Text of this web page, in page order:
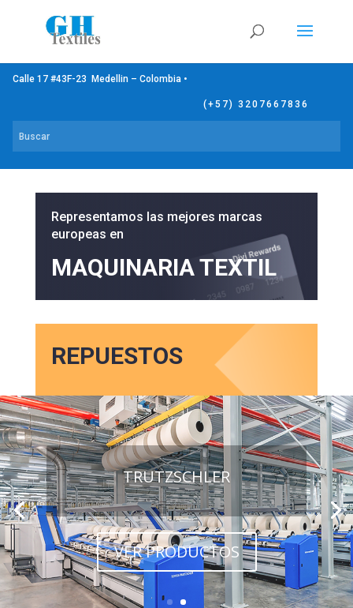
Calle 17 #43F-23 Medellin – Colombia •
(+57) 3207667836
Representamos las mejores marcas
europeas en
MAQUINARIA TEXTIL
REPUESTOS
TRUTZSCHLER
VER PRODUCTOS